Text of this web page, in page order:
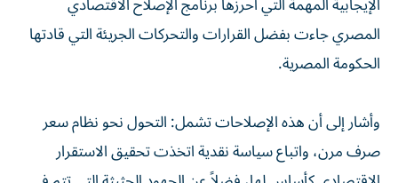
المصري جاءت بفضل القرارات والتحركات الجريئة التي قادتها
الحكومة المصرية.
وأشار إلى أن هذه الإصلاحات تشمل: التحول نحو نظام سعر
صرف مرن، واتباع سياسة نقدية اتخذت تحقيق الاستقرار